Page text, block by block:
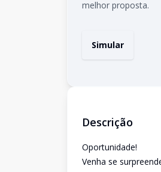
melhor proposta.
Simular
Descrição
Oportunidade!
Venha se